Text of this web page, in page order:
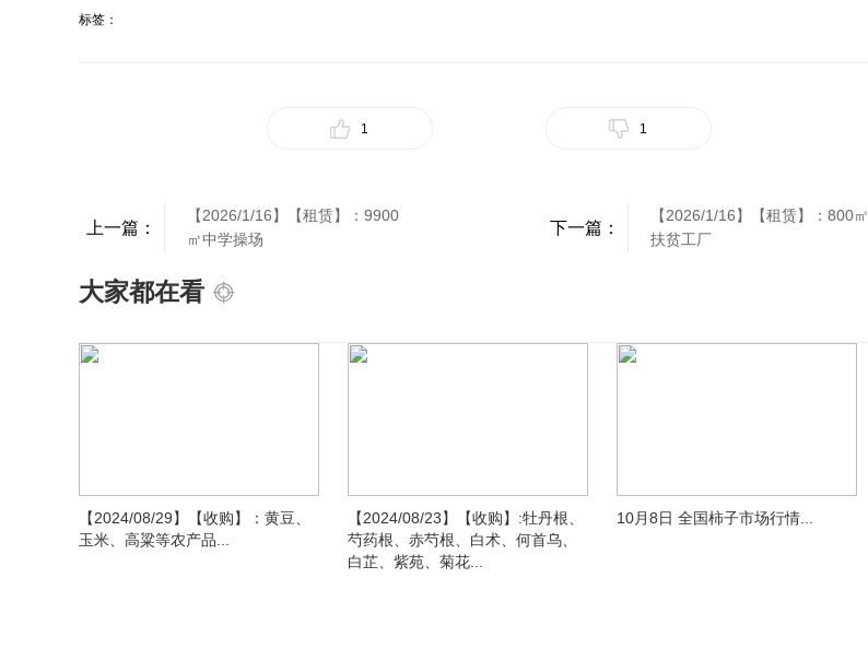
标签：
1 1
上一篇：
【2026/1/16】【租赁】：9900
㎡中学操场
下一篇：
【2026/1/16】【租赁】：800㎡
扶贫工厂
大家都在看
【2024/08/29】【收购】：黄豆、
玉米、高粱等农产品...
【2024/08/23】【收购】:牡丹根、
芍药根、赤芍根、白术、何首乌、
白芷、紫苑、菊花...
10月8日 全国柿子市场行情...